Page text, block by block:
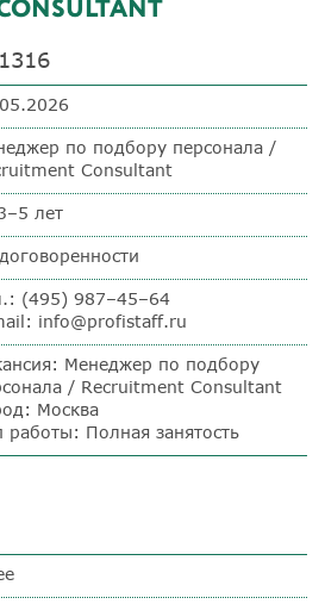
по подбору персонала /
Consultant
лет
(495) 987–45–64
info@profistaff.ru
Менеджер по подбору
/ Recruitment Consultant
Москва
работы: Полная занятость